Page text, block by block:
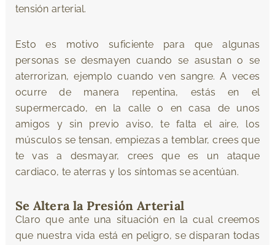
tensión arterial.
Esto es motivo suficiente para que algunas
personas se desmayen cuando se asustan o se
aterrorizan, ejemplo cuando ven sangre. A veces
ocurre de manera repentina, estás en el
supermercado, en la calle o en casa de unos
amigos y sin previo aviso, te falta el aire, los
músculos se tensan, empiezas a temblar, crees que
te vas a desmayar, crees que es un ataque
cardiaco, te aterras y los síntomas se acentúan.
Se Altera la Presión Arterial
Claro que ante una situación en la cual creemos
que nuestra vida está en peligro, se disparan todas